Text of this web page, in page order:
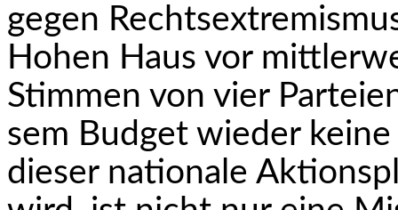
gegen
Hohen Haus vor
Stimmen von vier
sem Budget wieder
dieser nationale